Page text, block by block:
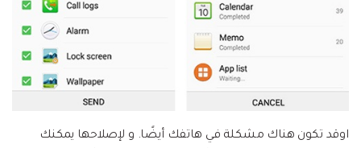
اوقد تكون هناك مشكلة في هاتفك أيضًا. و لإصلاحها يمكنك